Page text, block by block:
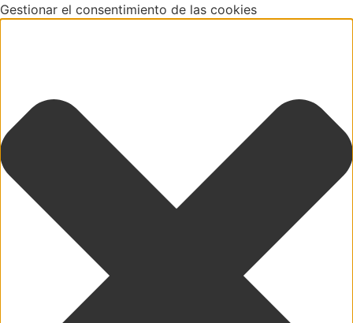
Gestionar el consentimiento de las cookies